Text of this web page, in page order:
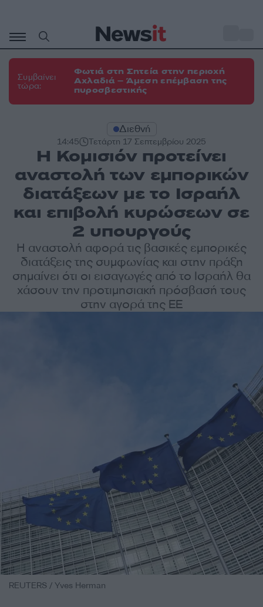
περιεχόμενο
Συμβαίνει
τώρα:
Φωτιά στη Σητεία στην περιοχή
Αχλαδιά – Άμεση επέμβαση της
πυροσβεστικής
Διεθνή
14:45 Τετάρτη 17 Σεπτεμβρίου 2025
Η Κομισιόν προτείνει
αναστολή των εμπορικών
διατάξεων με το Ισραήλ
και επιβολή κυρώσεων σε
2 υπουργούς
Η αναστολή αφορά τις βασικές εμπορικές
διατάξεις της συμφωνίας και στην πράξη
σημαίνει ότι οι εισαγωγές από το Ισραήλ θα
χάσουν την προτιμησιακή πρόσβασή τους
στην αγορά της ΕΕ
REUTERS / Yves Herman